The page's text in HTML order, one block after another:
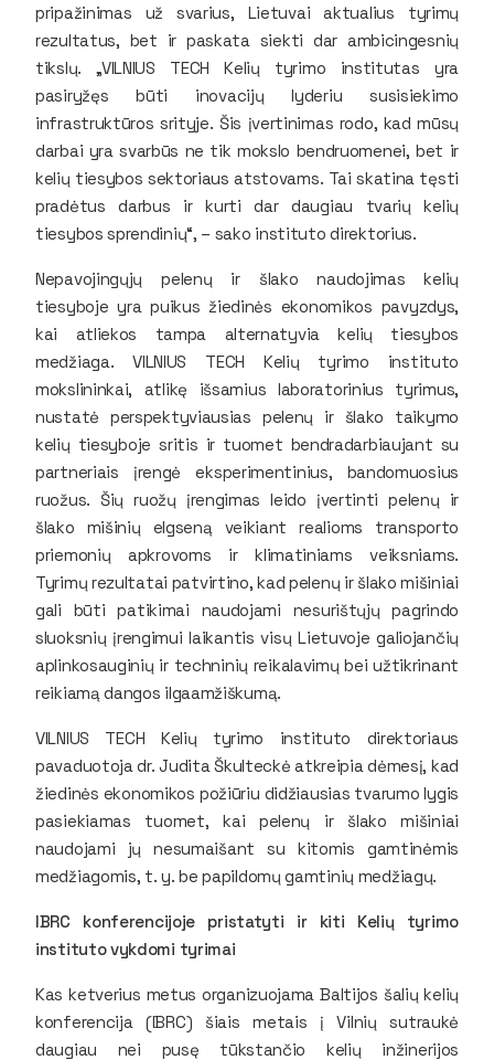
pripažinimas už svarius, Lietuvai aktualius tyrimų
rezultatus, bet ir paskata siekti dar ambicingesnių
tikslų. „VILNIUS TECH Kelių tyrimo institutas yra
pasiryžęs būti inovacijų lyderiu susisiekimo
infrastruktūros srityje. Šis įvertinimas rodo, kad mūsų
darbai yra svarbūs ne tik mokslo bendruomenei, bet ir
kelių tiesybos sektoriaus atstovams. Tai skatina tęsti
pradėtus darbus ir kurti dar daugiau tvarių kelių
tiesybos sprendinių“, – sako instituto direktorius.
Nepavojingųjų pelenų ir šlako naudojimas kelių
tiesyboje yra puikus žiedinės ekonomikos pavyzdys,
kai atliekos tampa alternatyvia kelių tiesybos
medžiaga. VILNIUS TECH Kelių tyrimo instituto
mokslininkai, atlikę išsamius laboratorinius tyrimus,
nustatė perspektyviausias pelenų ir šlako taikymo
kelių tiesyboje sritis ir tuomet bendradarbiaujant su
partneriais įrengė eksperimentinius, bandomuosius
ruožus. Šių ruožų įrengimas leido įvertinti pelenų ir
šlako mišinių elgseną veikiant realioms transporto
priemonių apkrovoms ir klimatiniams veiksniams.
Tyrimų rezultatai patvirtino, kad pelenų ir šlako mišiniai
gali būti patikimai naudojami nesurištųjų pagrindo
sluoksnių įrengimui laikantis visų Lietuvoje galiojančių
aplinkosauginių ir techninių reikalavimų bei užtikrinant
reikiamą dangos ilgaamžiškumą.
VILNIUS TECH Kelių tyrimo instituto direktoriaus
pavaduotoja dr. Judita Škulteckė atkreipia dėmesį, kad
žiedinės ekonomikos požiūriu didžiausias tvarumo lygis
pasiekiamas tuomet, kai pelenų ir šlako mišiniai
naudojami jų nesumaišant su kitomis gamtinėmis
medžiagomis, t. y. be papildomų gamtinių medžiagų.
IBRC konferencijoje pristatyti ir kiti Kelių tyrimo
instituto vykdomi tyrimai
Kas ketverius metus organizuojama Baltijos šalių kelių
konferencija (IBRC) šiais metais į Vilnių sutraukė
daugiau nei pusę tūkstančio kelių inžinerijos